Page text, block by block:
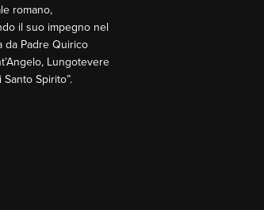
romano,
il suo impegno nel
da Padre Quirico
Lungotevere
Spirito”.